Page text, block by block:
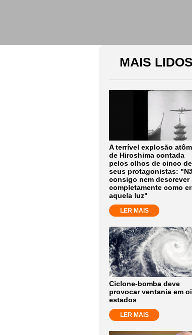
MAIS LIDOS
A terrível explosão
de Hiroshima contada
pelos olhos de cinco de
seus protagonistas:
consigo nem descrever
completamente como
aquela luz"
LER MAIS
Ciclone-bomba deve
provocar ventania em
estados
LER MAIS